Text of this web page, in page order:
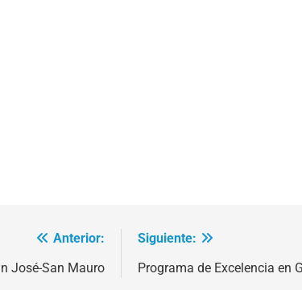
Anterior:
José-San Mauro
Siguiente:
Programa de Excelencia en